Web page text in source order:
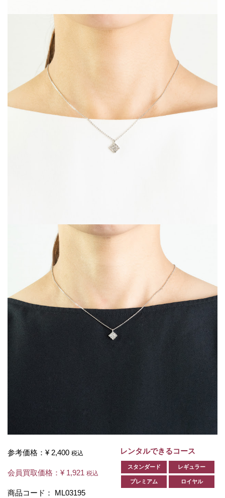
参考価格： ¥ 2,400 税込
会員買取価格： ¥ 1,921 税込
商品コード： ML03195
レンタルできるコース
スタンダード レギュラー
プレミアム ロイヤル